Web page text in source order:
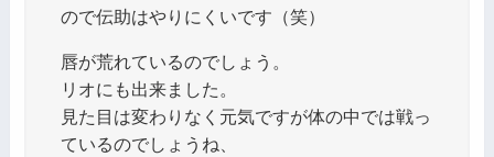
ので伝助はやりにくいです（笑）
唇が荒れているのでしょう。
リオにも出来ました。
見た目は変わりなく元気ですが体の中では戦っ
ているのでしょうね、